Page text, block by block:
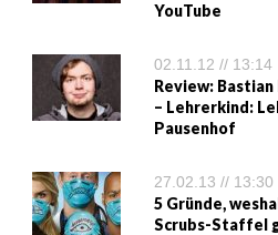
YouTube
02.11.12 // 13:14
Review:
– Lehrerkind:
Pausenhof
27.02.13 // 13:30
5 Gründe,
Scrubs-Staffel